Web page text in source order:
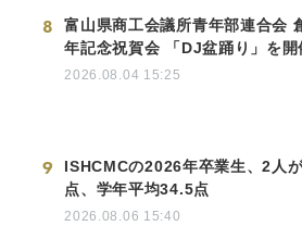
8
富山県商工会議所青年部連合会
年記念祝賀会 「DJ盆踊り」を開
2026.08.04 15:25
9
ISHCMCの2026年卒業生、2人
点、学年平均34.5点
2026.08.06 15:40